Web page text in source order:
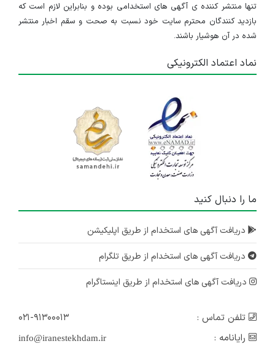
تنها منتشر کننده ی آگهی های استخدامی بوده و بنابراین لازم است که
بازدید کنندگان محترم سایت خود نسبت به صحت و سقم اخبار منتشر
شده در آن هوشیار باشند.
نماد اعتماد الکترونیکی
ما را دنبال کنید
دریافت آگهی های استخدام از طریق اپلیکیشن
دریافت آگهی های استخدام از طریق تلگرام
دریافت آگهی های استخدام از طریق اینستاگرام
تلفن تماس :
۰۲۱-۹۱۳۰۰۰۱۳
رایانامه :
info@iranestekhdam.ir